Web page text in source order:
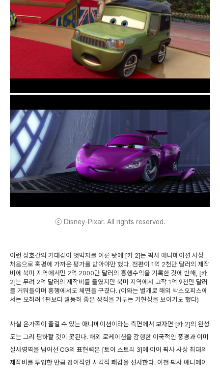
ⓒ Disney-Pixar. All rights reserved.
이런 상호간의 기대감이 엇박자를 이룬 탓에 [카 2]는 픽사 애니메이션 사상
처음으로 혹평에 가까운 평가를 받아야만 했다. 전편이 1억 2천만 달러의 제작
비에 북미 지역에서만 2억 2000만 달러의 흥행수익을 기록한 것에 반해, [카
2]는 무려 2억 달러의 제작비를 들였지만 북미 지역에서 고작 1억 9천만 달러
를 거둬들이며 흥행에서도 체면을 구겼다. (이와는 별개로 해외 박스오피스에
서는 오히려 1편보다 월등히 좋은 성적을 거두는 기현상을 보이기도 했다)
사실 온가족이 즐길 수 있는 애니메이션이라는 측면에서 보자면 [카 2]의 완성
도는 그리 폄하할 것이 못된다. 해외 로케이션을 감행한 이국적인 풍경과 이미
실사영역을 넘어선 CG의 표현력은 [토이 스토리 3]에 이어 픽사 사상 최대의
제작비를 투입한 만큼 경이적인 시각적 쾌감을 선사한다. 이전 픽사 애니메이